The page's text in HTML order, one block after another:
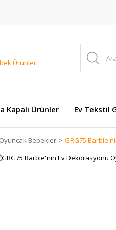
Kapalı Ürünler Ev Tekstil
Oyuncak Bebekler GRG75